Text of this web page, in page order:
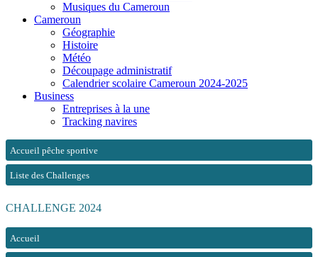
Musiques du Cameroun
Cameroun
Géographie
Histoire
Météo
Découpage administratif
Calendrier scolaire Cameroun 2024-2025
Business
Entreprises à la une
Tracking navires
Accueil pêche sportive
Liste des Challenges
CHALLENGE 2024
Accueil